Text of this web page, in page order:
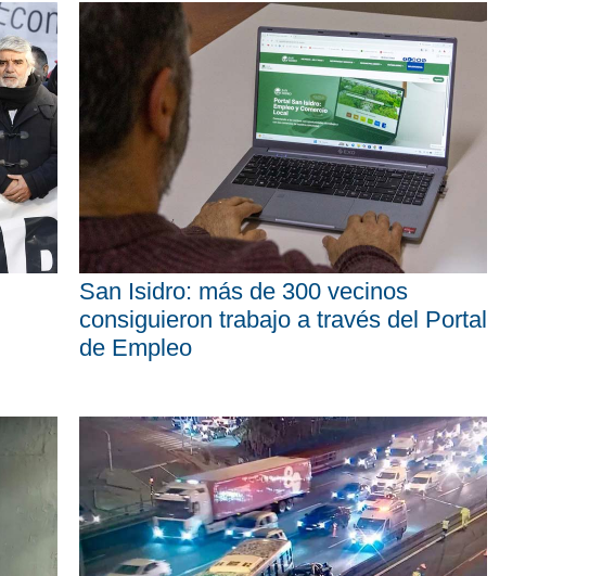
San Isidro: más de 300 vecinos
consiguieron trabajo a través del Portal
de Empleo